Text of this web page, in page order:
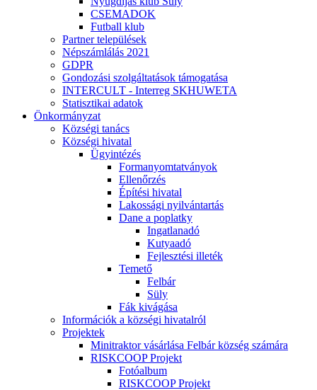
CSEMADOK
Futball klub
Partner települések
Népszámlálás 2021
GDPR
Gondozási szolgáltatások támogatása
INTERCULT - Interreg SKHUWETA
Statisztikai adatok
Önkormányzat
Községi tanács
Községi hivatal
Ügyintézés
Formanyomtatványok
Ellenőrzés
Építési hivatal
Lakossági nyilvántartás
Dane a poplatky
Ingatlanadó
Kutyaadó
Fejlesztési illeték
Temető
Felbár
Süly
Fák kivágása
Információk a községi hivatalról
Projektek
Minitraktor vásárlása Felbár község számára
RISKCOOP Projekt
Fotóalbum
RISKCOOP Projekt